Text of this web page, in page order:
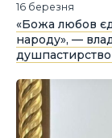
16 березня
«Божа любов
народу», —
душпастирство